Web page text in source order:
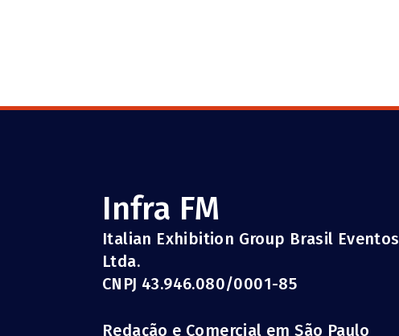
Infra FM
Italian Exhibition Group Brasil Eventos
Ltda.
CNPJ 43.946.080/0001-85
Redação e Comercial em São Paulo